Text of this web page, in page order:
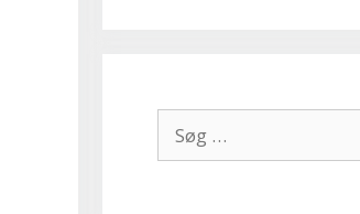
efter: